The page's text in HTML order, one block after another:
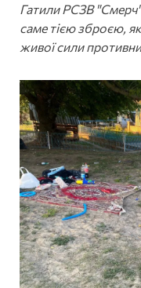
Гатили РСЗВ
саме тією зброєю,
живої сили